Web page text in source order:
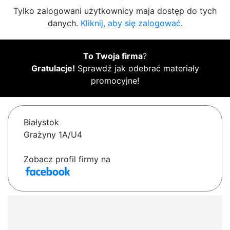
Tylko zalogowani użytkownicy maja dostęp do tych
danych. Kliknij, aby się zalogować.
To Twoja firma?
Gratulacje! Sprawdź jak odebrać materiały
promocyjne!
Białystok
Grażyny 1A/U4
Zobacz profil firmy na